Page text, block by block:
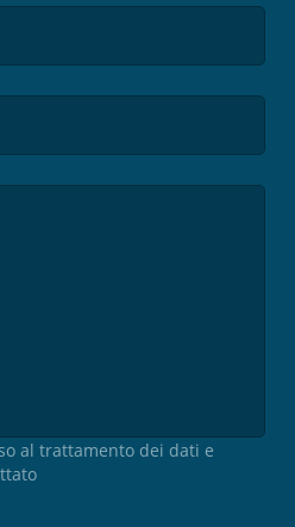
al trattamento dei dati e